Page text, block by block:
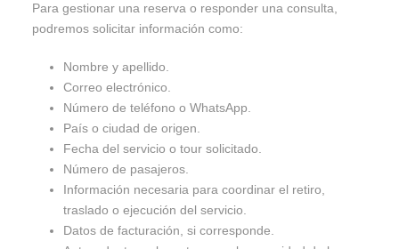
Para gestionar una reserva o responder una consulta,
podremos solicitar información como:
Nombre y apellido.
Correo electrónico.
Número de teléfono o WhatsApp.
País o ciudad de origen.
Fecha del servicio o tour solicitado.
Número de pasajeros.
Información necesaria para coordinar el retiro,
traslado o ejecución del servicio.
Datos de facturación, si corresponde.